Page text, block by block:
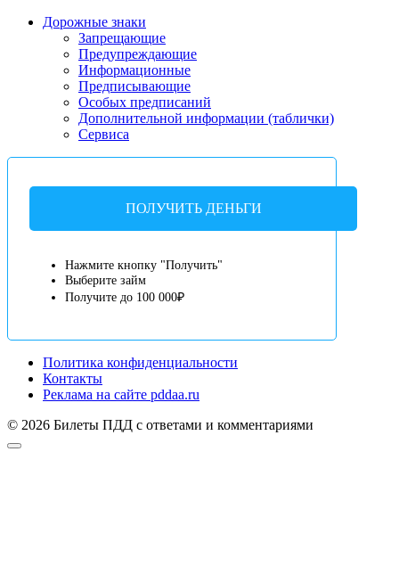
Дорожные знаки
Запрещающие
Предупреждающие
Информационные
Предписывающие
Особых предписаний
Дополнительной информации (таблички)
Сервиса
ПОЛУЧИТЬ ДЕНЬГИ
Нажмите кнопку "Получить"
Выберите займ
Получите до 100 000₽
Политика конфиденциальности
Контакты
Реклама на сайте pddaa.ru
© 2026 Билеты ПДД с ответами и комментариями